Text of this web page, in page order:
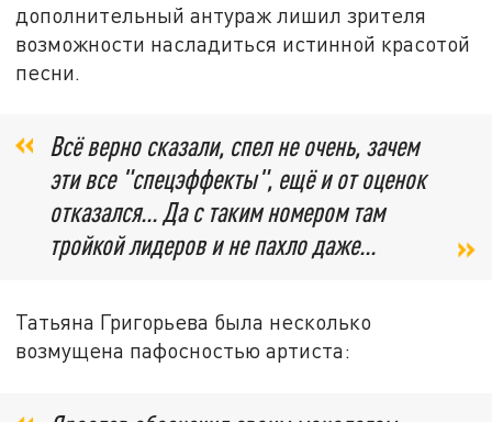
дополнительный антураж лишил зрителя
возможности насладиться истинной красотой
песни.
Всё верно сказали, спел не очень, зачем
эти все "спецэффекты", ещё и от оценок
отказался... Да с таким номером там
тройкой лидеров и не пахло даже...
Татьяна Григорьева была несколько
возмущена пафосностью артиста: